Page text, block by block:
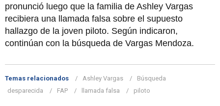
pronunció luego que la familia de Ashley Vargas
recibiera una llamada falsa sobre el supuesto
hallazgo de la joven piloto. Según indicaron,
continúan con la búsqueda de Vargas Mendoza.
Temas relacionados Ashley Vargas
Búsqueda
desparecida
FAP llamada falsa piloto